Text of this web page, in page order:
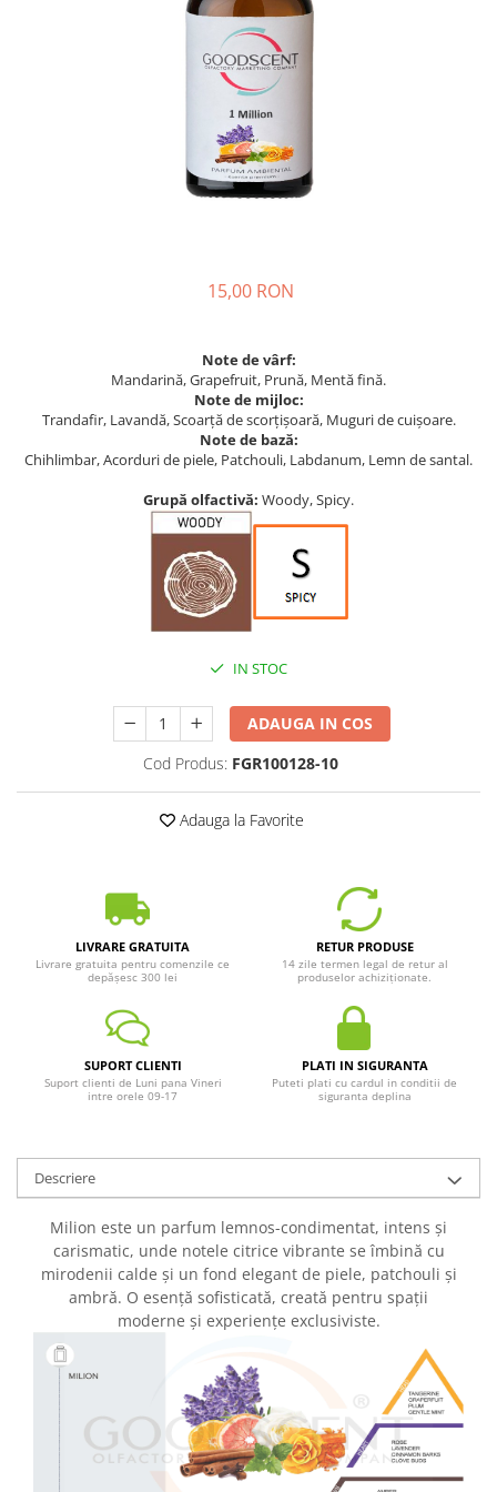
15,00 RON
Note de vârf:
Mandarină, Grapefruit, Prună, Mentă fină.
Note de mijloc:
Trandafir, Lavandă, Scoarță de scorțișoară, Muguri de cuișoare.
Note de bază:
Chihlimbar, Acorduri de piele, Patchouli, Labdanum, Lemn de santal.
Grupă olfactivă: Woody, Spicy.
IN STOC
ADAUGA IN COS
Cod Produs: FGR100128-10
Adauga la Favorite
LIVRARE GRATUITA
Livrare gratuita pentru comenzile ce
depășesc 300 lei
RETUR PRODUSE
14 zile termen legal de retur al
produselor achiziționate.
SUPORT CLIENTI
Suport clienti de Luni pana Vineri
intre orele 09-17
PLATI IN SIGURANTA
Puteti plati cu cardul in conditii de
siguranta deplina
Descriere
Milion este un parfum lemnos-condimentat, intens și
carismatic, unde notele citrice vibrante se îmbină cu
mirodenii calde și un fond elegant de piele, patchouli și
ambră. O esență sofisticată, creată pentru spații
moderne și experiențe exclusiviste.